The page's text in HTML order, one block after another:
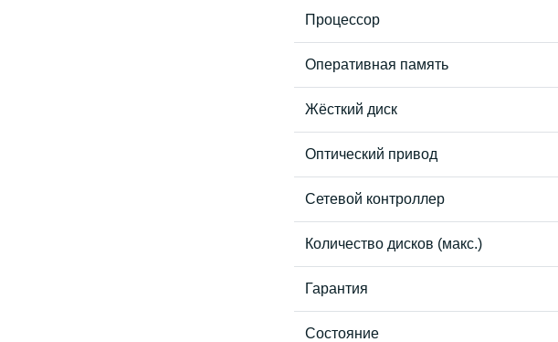
Процессор
Оперативная память
Жёсткий диск
Оптический привод
Сетевой контроллер
Количество дисков (макс.)
Гарантия
Состояние